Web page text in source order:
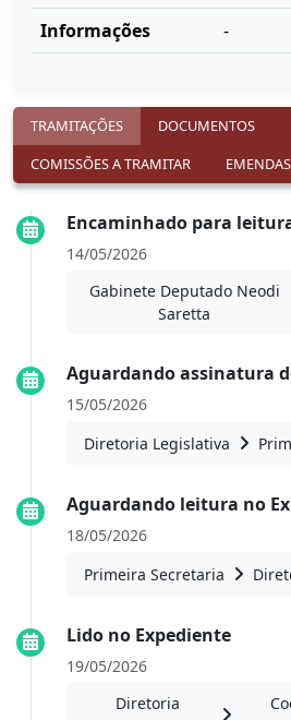
Informações
-
TRAMITAÇÕES DOCUMENTOS
COMISSÕES A TRAMITAR
EMENDAS
Encaminhado para
14/05/2026
Gabinete Deputado Neodi
Saretta
Aguardando assinatura
15/05/2026
Diretoria Legislativa
Aguardando leitura no
18/05/2026
Primeira Secretaria
Lido no Expediente
19/05/2026
Diretoria